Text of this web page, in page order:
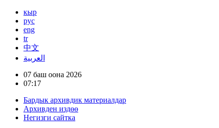
кыр
рус
eng
tr
中文
العربية
07 баш оона 2026
07:17
Бардык архивдик материалдар
Архивден издөө
Негизги сайтка